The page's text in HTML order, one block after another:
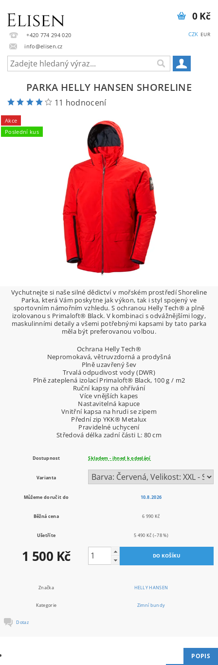
+420 774 294 020
info@elisen.cz
CZK EUR
0 Kč
PARKA HELLY HANSEN SHORELINE
11 hodnocení
Akce
Poslední kus
Vychutnejte si naše silné dědictví v mořském prostředí Shoreline
Parka, která Vám poskytne jak výkon, tak i styl spojený ve
sportovním námořním vzhledu. S ochranou Helly Tech® a plně
izolovanou s Primaloft® Black. V kombinaci s odvážnějšími logy,
maskulinními detaily a všemi potřebnými kapsami by tato parka
měla být preferovanou volbou.
Ochrana Helly Tech®
Nepromokavá, větruvzdorná a prodyšná
Plně uzavřený šev
Trvalá odpudivost vody (DWR)
Plně zateplená izolací Primaloft® Black, 100 g / m2
Ruční kapsy na ohřívání
Více vnějších kapes
Nastavitelná kapuce
Vnitřní kapsa na hrudi se zipem
Přední zip YKK® Metalux
Pravidelné uchycení
Středová délka zadní části L: 80 cm
Dostupnost Skladem - ihned k odeslání
Varianta
Můžeme doručit do 10.8.2026
Běžná cena 6 990 Kč
Ušetříte 5 490 Kč (–78 %)
1 500 Kč
Značka HELLY HANSEN
Kategorie Zimní bundy
Dotaz
POPIS